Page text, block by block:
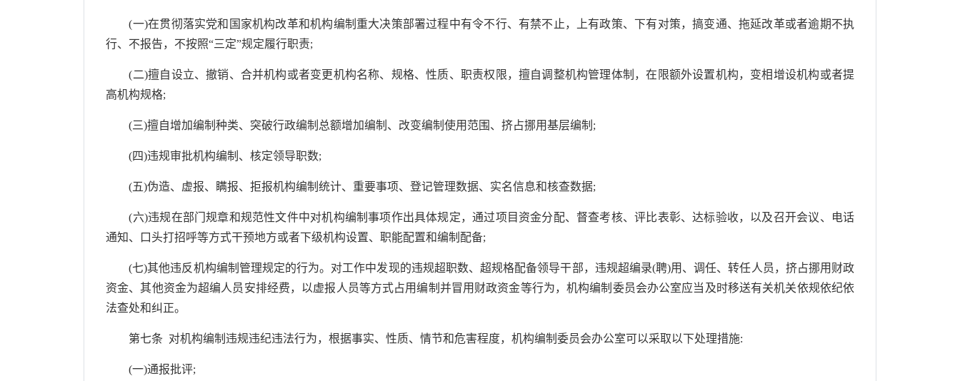
(一)在贯彻落实党和国家机构改革和机构编制重大决策部署过程中有令不行、有禁不止，上有政策、下有对策，搞变通、拖延改革或者逾期不执
行、不报告，不按照“三定”规定履行职责;
(二)擅自设立、撤销、合并机构或者变更机构名称、规格、性质、职责权限，擅自调整机构管理体制，在限额外设置机构，变相增设机构或者提
高机构规格;
(三)擅自增加编制种类、突破行政编制总额增加编制、改变编制使用范围、挤占挪用基层编制;
(四)违规审批机构编制、核定领导职数;
(五)伪造、虚报、瞒报、拒报机构编制统计、重要事项、登记管理数据、实名信息和核查数据;
(六)违规在部门规章和规范性文件中对机构编制事项作出具体规定，通过项目资金分配、督查考核、评比表彰、达标验收，以及召开会议、电话
通知、口头打招呼等方式干预地方或者下级机构设置、职能配置和编制配备;
(七)其他违反机构编制管理规定的行为。对工作中发现的违规超职数、超规格配备领导干部，违规超编录(聘)用、调任、转任人员，挤占挪用财政
资金、其他资金为超编人员安排经费，以虚报人员等方式占用编制并冒用财政资金等行为，机构编制委员会办公室应当及时移送有关机关依规依纪依
法查处和纠正。
第七条 对机构编制违规违纪违法行为，根据事实、性质、情节和危害程度，机构编制委员会办公室可以采取以下处理措施:
(一)通报批评;